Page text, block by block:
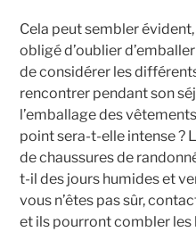
Cela peut sembler
obligé d’oublier
de considérer les
rencontrer pendant son
l’emballage des
point sera-t-elle intense ?
de chaussures de
t-il des jours humides et
vous n’êtes pas sûr,
et ils pourront combler les